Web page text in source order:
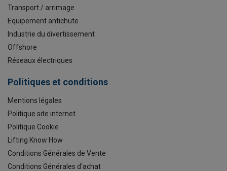
Transport / arrimage
Equipement antichute
Industrie du divertissement
Offshore
Réseaux électriques
Politiques et conditions
Mentions légales
Politique site internet
Politique Cookie
Lifting Know How
Conditions Générales de Vente
Conditions Générales d'achat